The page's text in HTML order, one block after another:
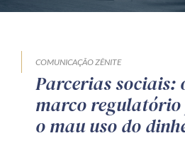
Batel Curitiba/PR
Whatsapp (41)
COMUNICAÇÃO ZÊNITE
Parcerias sociais:
marco
o mau uso do